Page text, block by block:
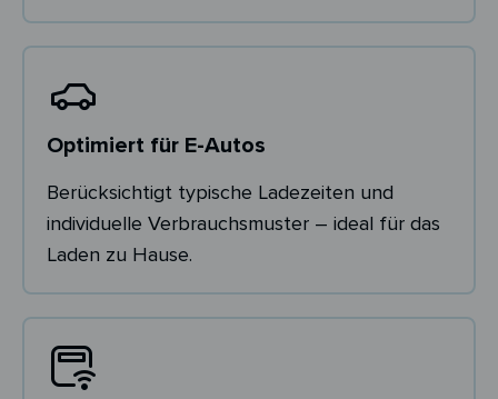
Optimiert für E-Autos
Berücksichtigt typische Ladezeiten und
individuelle Verbrauchsmuster – ideal für das
Laden zu Hause.